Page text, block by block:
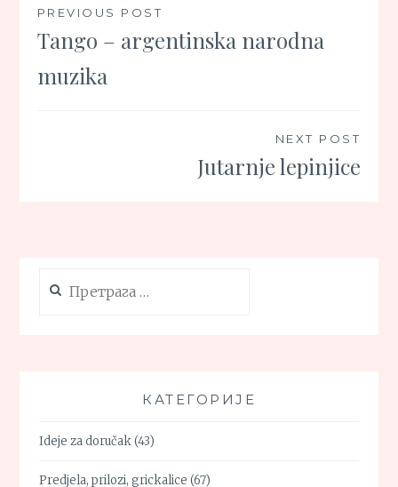
Кретање
чланка
PREVIOUS POST
Tango – argentinska narodna
muzika
NEXT POST
Jutarnje lepinjice
за:
КАТЕГОРИЈЕ
Ideje za doručak(43)
Predjela, prilozi, grickalice (67)